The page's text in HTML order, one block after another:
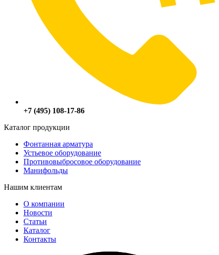
+7 (495) 108-17-86
Каталог продукции
Фонтанная арматура
Устьевое оборудование
Противовыбросовое оборудование
Манифольды
Нашим клиентам
О компании
Новости
Статьи
Каталог
Контакты